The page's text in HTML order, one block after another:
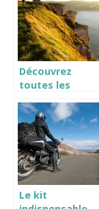
Découvrez
toutes les
choisir la
Manche comme
prochaine
destination de
vacances
Le kit